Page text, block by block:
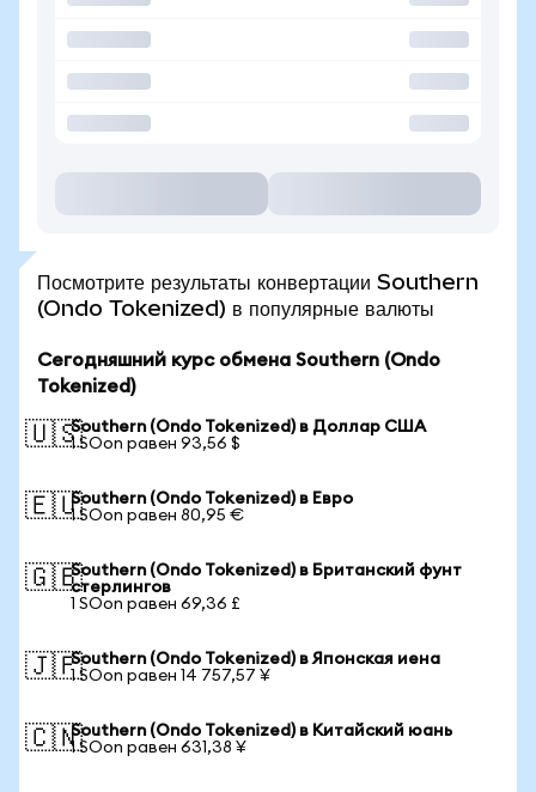
Посмотрите результаты конвертации Southern
(Ondo Tokenized) в популярные валюты
Сегодняшний курс обмена Southern (Ondo
Tokenized)
🇺🇸Southern (Ondo Tokenized) в Доллар США
1 SOon равен 93,56 $
🇪🇺Southern (Ondo Tokenized) в Евро
1 SOon равен 80,95 €
🇬🇧Southern (Ondo Tokenized) в Британский фунт
стерлингов
1 SOon равен 69,36 £
🇯🇵Southern (Ondo Tokenized) в Японская иена
1 SOon равен 14 757,57 ¥
🇨🇳Southern (Ondo Tokenized) в Китайский юань
1 SOon равен 631,38 ¥